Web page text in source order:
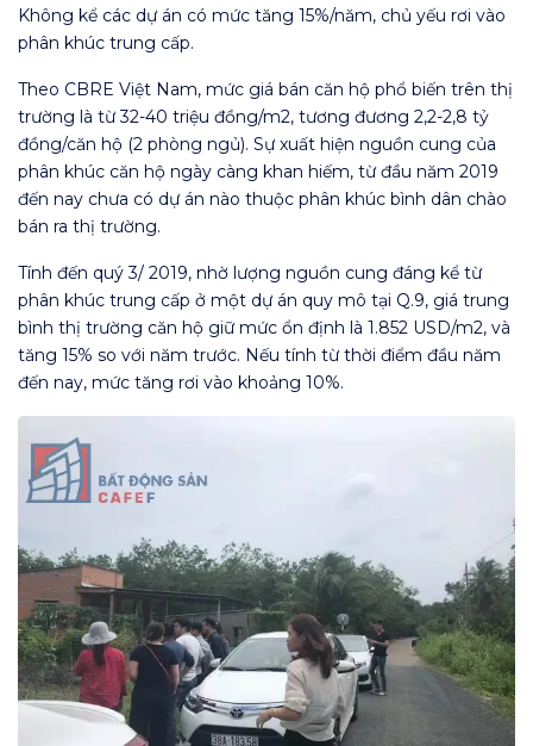
Không kể các dự án có mức tăng 15%/năm, chủ yếu rơi vào
phân khúc trung cấp.
Theo CBRE Việt Nam, mức giá bán căn hộ phổ biến trên thị
trường là từ 32-40 triệu đồng/m2, tương đương 2,2-2,8 tỷ
đồng/căn hộ (2 phòng ngủ). Sự xuất hiện nguồn cung của
phân khúc căn hộ ngày càng khan hiếm, từ đầu năm 2019
đến nay chưa có dự án nào thuộc phân khúc bình dân chào
bán ra thị trường.
Tính đến quý 3/ 2019, nhờ lượng nguồn cung đáng kể từ
phân khúc trung cấp ở một dự án quy mô tại Q.9, giá trung
bình thị trường căn hộ giữ mức ổn định là 1.852 USD/m2, và
tăng 15% so với năm trước. Nếu tính từ thời điểm đầu năm
đến nay, mức tăng rơi vào khoảng 10%.